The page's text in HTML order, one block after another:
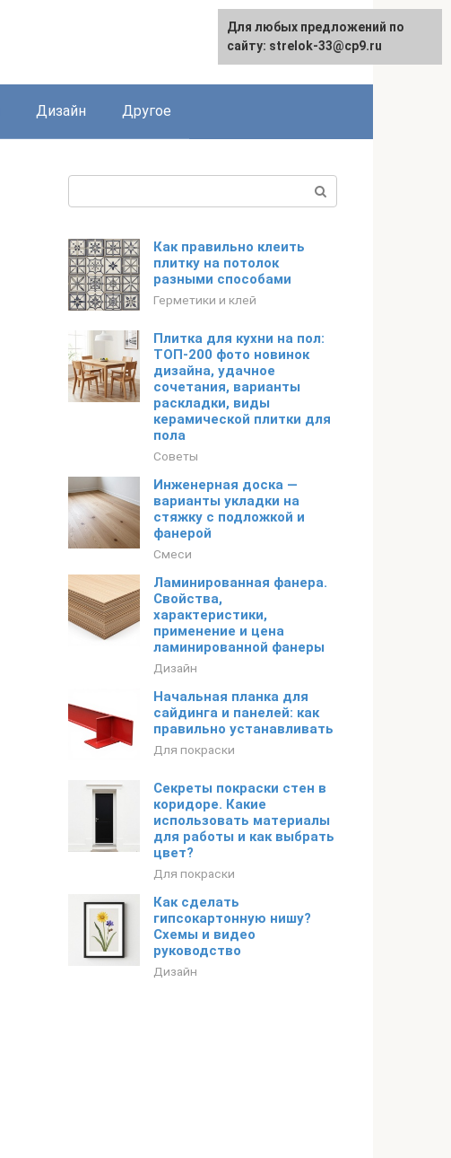
Дизайн Другое
Как правильно клеить
плитку на потолок
разными способами
Герметики и клей
Плитка для кухни на пол:
ТОП-200 фото новинок
дизайна, удачное
сочетания, варианты
раскладки, виды
керамической плитки для
пола
Советы
Инженерная доска —
варианты укладки на
стяжку с подложкой и
фанерой
Смеси
Ламинированная фанера.
Свойства,
характеристики,
применение и цена
ламинированной фанеры
Дизайн
Начальная планка для
сайдинга и панелей: как
правильно устанавливать
Для покраски
Секреты покраски стен в
коридоре. Какие
использовать материалы
для работы и как выбрать
цвет?
Для покраски
Как сделать
гипсокартонную нишу?
Схемы и видео
руководство
Дизайн
Для любых предложений по
сайту: strelok-33@cp9.ru
Для любых предложений по
сайту: strelok-33@cp9.ru